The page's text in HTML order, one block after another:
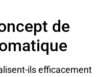
de
ils efficacement